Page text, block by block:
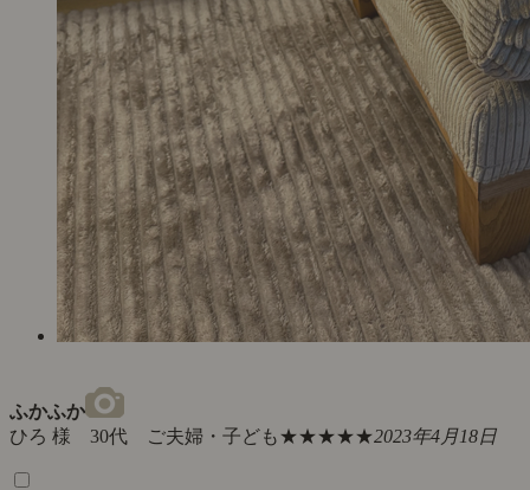
ふかふか
ひろ 様 30代 ご夫婦・子ども★★★★★2023年4月18日